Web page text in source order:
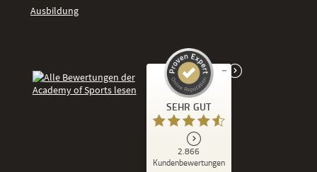
Ausbildung
SEHR GUT
2.866
Kundenbewertungen
Kundenbewertungen und Erfahrungen zu
Academy of Sports
%